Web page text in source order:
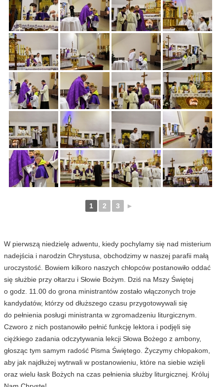
1 2 3 ►
W pierwszą niedzielę adwentu, kiedy pochylamy się nad misterium
nadejścia i narodzin Chrystusa, obchodzimy w naszej parafii małą
uroczystość. Bowiem kilkoro naszych chłopców postanowiło oddać
się służbie przy ołtarzu i Słowie Bożym. Dziś na Mszy Świętej
o godz. 11.00 do grona ministrantów zostało włączonych troje
kandydatów, którzy od dłuższego czasu przygotowywali się
do pełnienia posługi ministranta w zgromadzeniu liturgicznym.
Czworo z nich postanowiło pełnić funkcję lektora i podjęli się
ciężkiego zadania odczytywania lekcji Słowa Bożego z ambony,
głosząc tym samym radość Pisma Świętego. Życzymy chłopakom,
aby jak najdłużej wytrwali w postanowieniu, które na siebie wzięli
oraz wielu łask Bożych na czas pełnienia służby liturgicznej. Króluj